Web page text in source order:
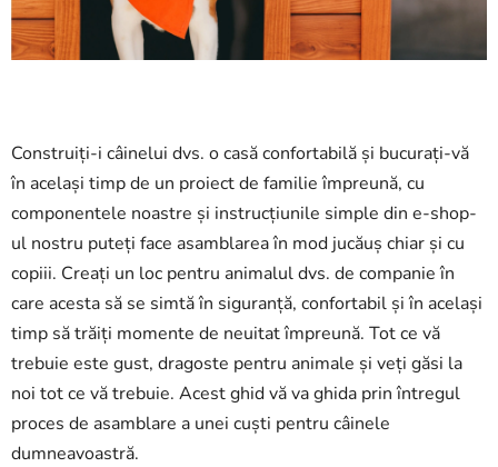
Construiți-i câinelui dvs. o casă confortabilă și bucurați-vă
în același timp de un proiect de familie împreună, cu
componentele noastre și instrucțiunile simple din e-shop-
ul nostru puteți face asamblarea în mod jucăuș chiar și cu
copiii. Creați un loc pentru animalul dvs. de companie în
care acesta să se simtă în siguranță, confortabil și în același
timp să trăiți momente de neuitat împreună. Tot ce vă
trebuie este gust, dragoste pentru animale și veți găsi la
noi tot ce vă trebuie. Acest ghid vă va ghida prin întregul
proces de asamblare a unei cuști pentru câinele
dumneavoastră.